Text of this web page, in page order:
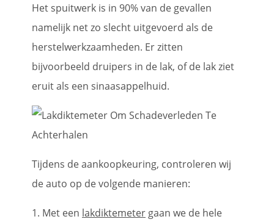
Het spuitwerk is in 90% van de gevallen
namelijk net zo slecht uitgevoerd als de
herstelwerkzaamheden. Er zitten
bijvoorbeeld druipers in de lak, of de lak ziet
eruit als een sinaasappelhuid.
Tijdens de aankoopkeuring, controleren wij
de auto op de volgende manieren:
1. Met een lakdiktemeter gaan we de hele